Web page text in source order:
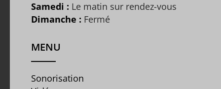
Samedi : Le matin sur rendez-vous
Dimanche : Fermé
MENU
Sonorisation